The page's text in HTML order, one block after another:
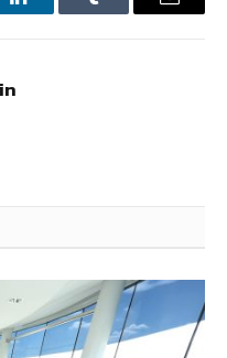
LinkedInTumblr Email